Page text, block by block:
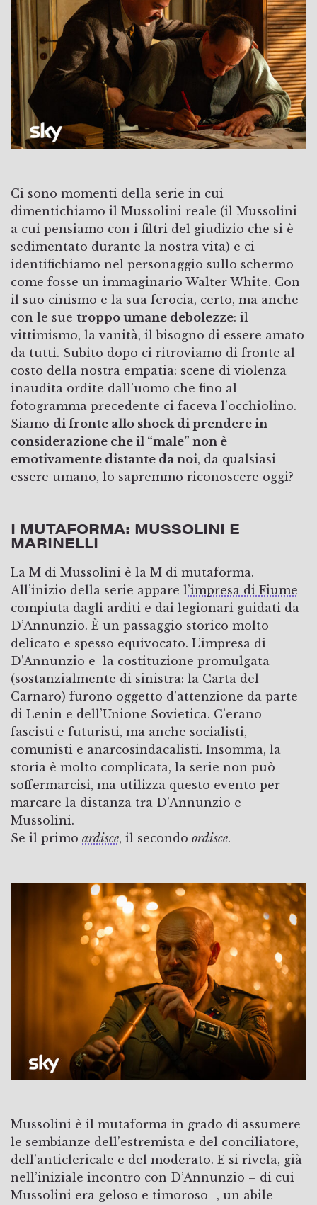
Ci sono momenti della serie in cui
dimentichiamo il Mussolini reale (il Mussolini
a cui pensiamo con i filtri del giudizio che si è
sedimentato durante la nostra vita) e ci
identifichiamo nel personaggio sullo schermo
come fosse un immaginario Walter White. Con
il suo cinismo e la sua ferocia, certo, ma anche
con le sue troppo umane debolezze: il
vittimismo, la vanità, il bisogno di essere amato
da tutti. Subito dopo ci ritroviamo di fronte al
costo della nostra empatia: scene di violenza
inaudita ordite dall’uomo che fino al
fotogramma precedente ci faceva l’occhiolino.
Siamo di fronte allo shock di prendere in
considerazione che il “male” non è
emotivamente distante da noi, da qualsiasi
essere umano, lo sapremmo riconoscere oggi?
I MUTAFORMA: MUSSOLINI E
MARINELLI
La M di Mussolini è la M di mutaforma.
All’inizio della serie appare l’impresa di Fiume
compiuta dagli arditi e dai legionari guidati da
D’Annunzio. È un passaggio storico molto
delicato e spesso equivocato. L’impresa di
D’Annunzio e la costituzione promulgata
(sostanzialmente di sinistra: la Carta del
Carnaro) furono oggetto d’attenzione da parte
di Lenin e dell’Unione Sovietica. C’erano
fascisti e futuristi, ma anche socialisti,
comunisti e anarcosindacalisti. Insomma, la
storia è molto complicata, la serie non può
soffermarcisi, ma utilizza questo evento per
marcare la distanza tra D’Annunzio e
Mussolini.
Se il primo ardisce, il secondo ordisce.
Mussolini è il mutaforma in grado di assumere
le sembianze dell’estremista e del conciliatore,
dell’anticlericale e del moderato. E si rivela, già
nell’iniziale incontro con D’Annunzio – di cui
Mussolini era geloso e timoroso -, un abile